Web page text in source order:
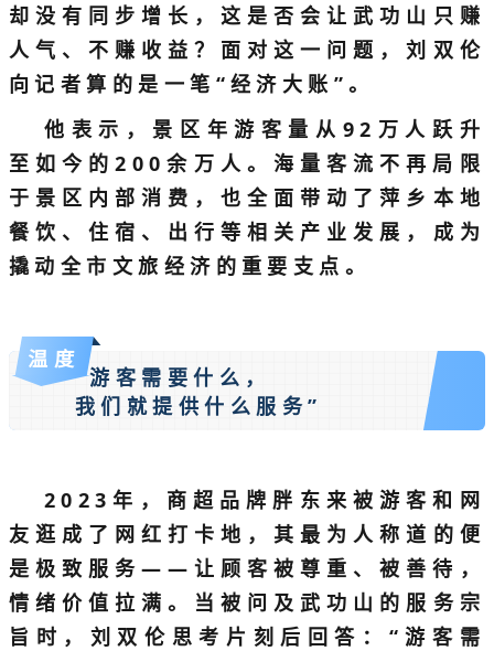
却没有同步增长，这是否会让武功山只赚
人气、不赚收益？面对这一问题，刘双伦
向记者算的是一笔“经济大账”。
他表示，景区年游客量从92万人跃升
至如今的200余万人。海量客流不再局限
于景区内部消费，也全面带动了萍乡本地
餐饮、住宿、出行等相关产业发展，成为
撬动全市文旅经济的重要支点。
温度
“游客需要什么，
我们就提供什么服务”
2023年，商超品牌胖东来被游客和网
友逛成了网红打卡地，其最为人称道的便
是极致服务——让顾客被尊重、被善待，
情绪价值拉满。当被问及武功山的服务宗
旨时，刘双伦思考片刻后回答：“游客需